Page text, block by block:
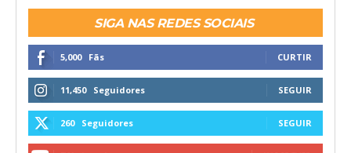
SIGA NAS REDES SOCIAIS
5,000 Fãs CURTIR
11,450 Seguidores SEGUIR
260 Seguidores SEGUIR